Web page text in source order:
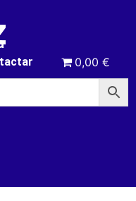
0,00 €